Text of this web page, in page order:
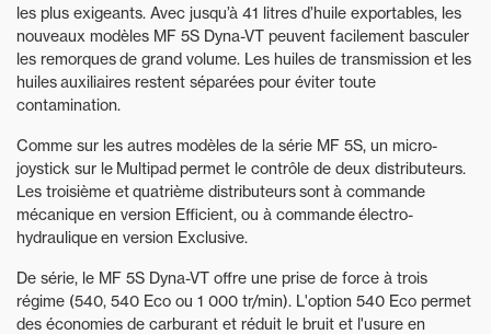
les plus exigeants. Avec jusqu’à 41 litres d’huile exportables, les
nouveaux modèles MF 5S Dyna-VT peuvent facilement basculer
les remorques de grand volume. Les huiles de transmission et les
huiles auxiliaires restent séparées pour éviter toute
contamination.
Comme sur les autres modèles de la série MF 5S, un micro-
joystick sur le Multipad permet le contrôle de deux distributeurs.
Les troisième et quatrième distributeurs sont à commande
mécanique en version Efficient, ou à commande électro-
hydraulique en version Exclusive.
De série, le MF 5S Dyna-VT offre une prise de force à trois
régime (540, 540 Eco ou 1 000 tr/min). L'option 540 Eco permet
des économies de carburant et réduit le bruit et l'usure en